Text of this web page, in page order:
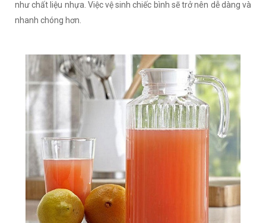
như chất liệu nhựa. Việc vệ sinh chiếc bình sẽ trở nên dễ dàng và
nhanh chóng hơn.